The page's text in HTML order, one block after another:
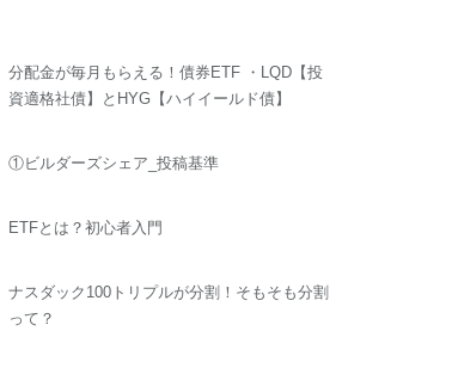
分配金が毎月もらえる！債券ETF ・LQD【投
資適格社債】とHYG【ハイイールド債】
①ビルダーズシェア_投稿基準
ETFとは？初心者入門
ナスダック100トリプルが分割！そもそも分割
って？